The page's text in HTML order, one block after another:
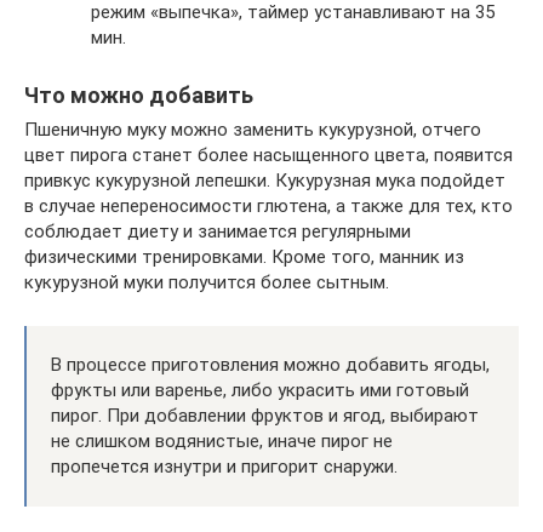
режим «выпечка», таймер устанавливают на 35
мин.
Что можно добавить
Пшеничную муку можно заменить кукурузной, отчего
цвет пирога станет более насыщенного цвета, появится
привкус кукурузной лепешки. Кукурузная мука подойдет
в случае непереносимости глютена, а также для тех, кто
соблюдает диету и занимается регулярными
физическими тренировками. Кроме того, манник из
кукурузной муки получится более сытным.
В процессе приготовления можно добавить ягоды,
фрукты или варенье, либо украсить ими готовый
пирог. При добавлении фруктов и ягод, выбирают
не слишком водянистые, иначе пирог не
пропечется изнутри и пригорит снаружи.